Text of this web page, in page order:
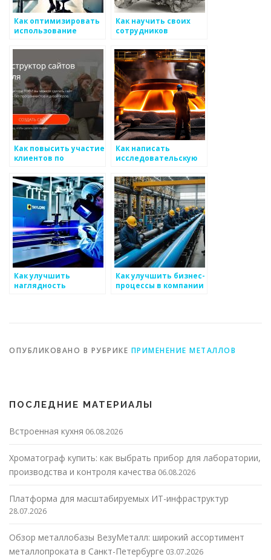
Как оптимизировать
использование
рынке
председательских
металоизделий
Как научить своих
сотрудников
отношениями с
клиентами,
используя
металоизделия
Как повысить участие
клиентов по
металлоизделиям
Как написать
исследовательскую
Как улучшить
наглядность
Как улучшить бизнес-
процессы в компании
ОПУБЛИКОВАНО В РУБРИКЕ ПРИМЕНЕНИЕ МЕТАЛЛОВ
ПОСЛЕДНИЕ МАТЕРИАЛЫ
Встроенная кухня 06.08.2026
Хроматограф купить: как выбрать прибор для лаборатории,
производства и контроля качества 06.08.2026
Платформа для масштабируемых ИТ-инфраструктур
28.07.2026
Обзор металлобазы ВезуМеталл: широкий ассортимент
металлопроката в Санкт-Петербурге 03.07.2026